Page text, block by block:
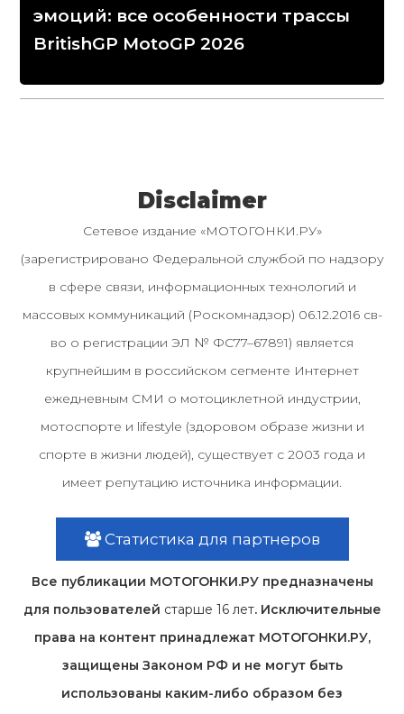
эмоций: все особенности трассы
BritishGP MotoGP 2026
Disclaimer
Сетевое издание «МОТОГОНКИ.РУ»
(зарегистрировано Федеральной службой по надзору
в сфере связи, информационных технологий и
массовых коммуникаций (Роскомнадзор) 06.12.2016 св-
во о регистрации ЭЛ № ФС77–67891) является
крупнейшим в российском сегменте Интернет
ежедневным СМИ о мотоциклетной индустрии,
мотоспорте и lifestyle (здоровом образе жизни и
спорте в жизни людей), существует с 2003 года и
имеет репутацию источника информации.
Статистика для партнеров
Все публикации МОТОГОНКИ.РУ предназначены
для пользователей старше 16 лет. Исключительные
права на контент принадлежат МОТОГОНКИ.РУ,
защищены Законом РФ и не могут быть
использованы каким-либо образом без